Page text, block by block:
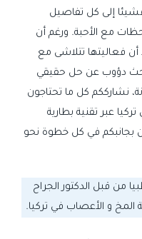
إلى كل تفاصيل
مع الأحبة. ورغم أن
أن فعاليتها تتلاشى مع
بحث دؤوب عن حل حقيقي
نشارككم كل ما تحتاجون
عبر تقنية بطارية
بجانبكم في كل خطوة نحو
من قبل الدكتور الجراح
و الأعصاب في تركيا.